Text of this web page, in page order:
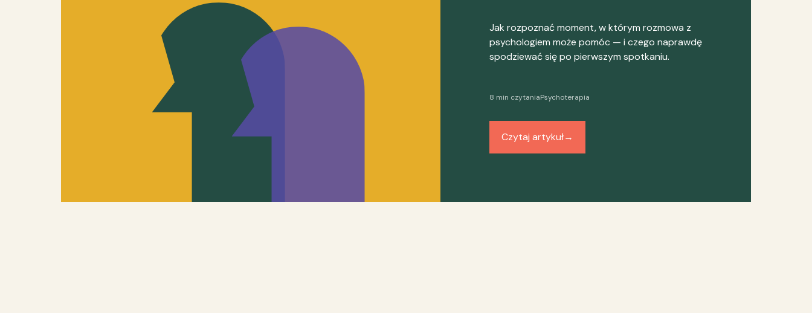
Jak rozpoznać moment, w którym rozmowa z
psychologiem może pomóc — i czego naprawdę
spodziewać się po pierwszym spotkaniu.
8 min czytaniaPsychoterapia
Czytaj artykuł→